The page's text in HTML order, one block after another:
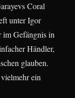
Coral
unter Igor
im Gefängnis in
Händler,
glauben.
ein